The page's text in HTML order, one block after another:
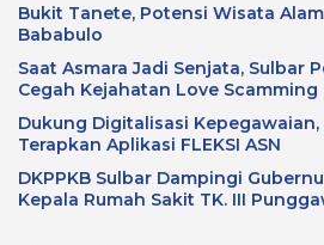
Bukit Tanete, Potensi Wisata
Bababulo
Saat Asmara Jadi Senjata, Sulbar
Cegah Kejahatan Love Scamming
Dukung Digitalisasi Kepegawaian,
Terapkan Aplikasi FLEKSI ASN
DKPPKB Sulbar Dampingi
Kepala Rumah Sakit TK. III